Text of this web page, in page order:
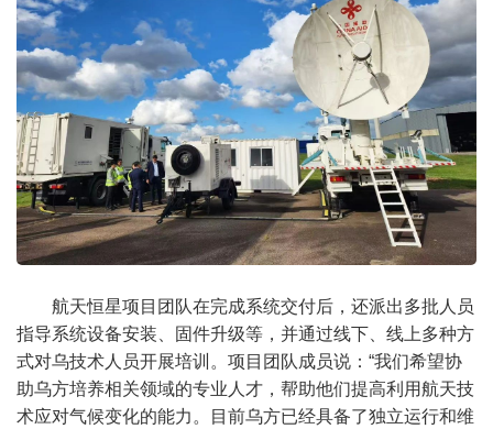
航天恒星项目团队在完成系统交付后，还派出多批人员
指导系统设备安装、固件升级等，并通过线下、线上多种方
式对乌技术人员开展培训。项目团队成员说：“我们希望协
助乌方培养相关领域的专业人才，帮助他们提高利用航天技
术应对气候变化的能力。目前乌方已经具备了独立运行和维